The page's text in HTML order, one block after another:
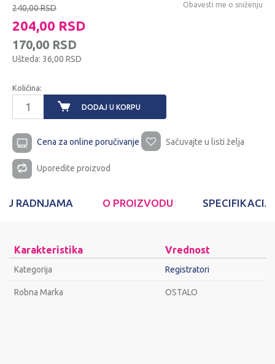
240,00RSD
204,00 RSD
170,00 RSD
Ušteda: 36,00 RSD
Obavesti me o sniženju
Količina:
DODAJ U KORPU
Cena za online poručivanje Sačuvajte u listi želja
Uporedite proizvod
U RADNJAMA O PROIZVODU
Karakteristika Vrednost
Kategorija Registratori
Robna Marka OSTALO